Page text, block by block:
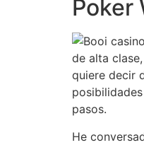
Poker
de alta
quiere decir
pasos.
He